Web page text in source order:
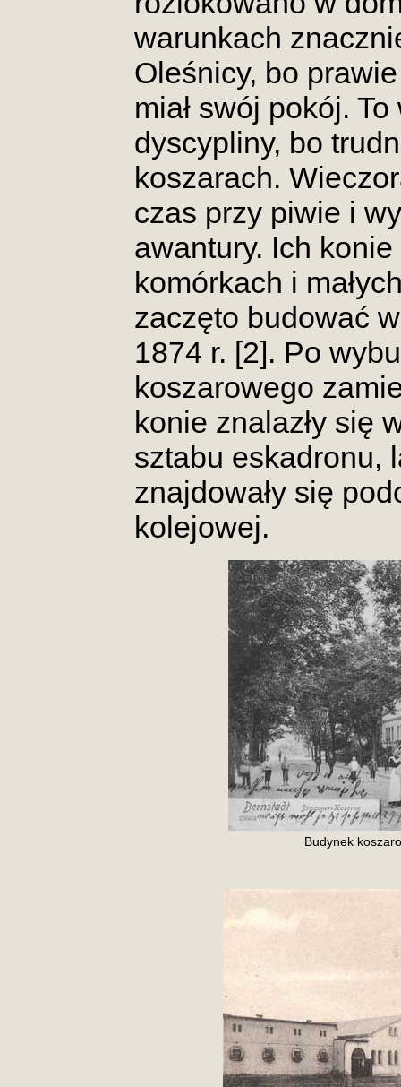
warunkach
Oleśnicy, bo
miał swój pokój.
dyscypliny, bo
koszarach.
czas przy piwie i
awantury. Ich konie
komórkach i
zaczęto budować
1874 r. [2]. Po
koszarowego
konie znalazły się
sztabu eskadronu,
znajdowały się
kolejowej.
Budynek